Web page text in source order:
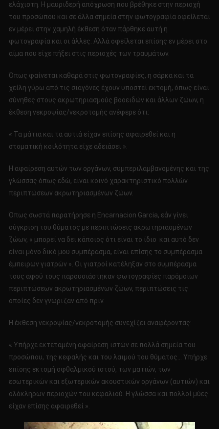
ελάχιστη. Η μαυριδερή απόχρωση που βρέθηκε στην περιοχή
του προσώπου και σε άλλα σημεία στην φωτογραφία οφείλεται
εν μέρει στην χαμηλή έκθεση όταν πάρθηκε αυτή η
φωτογραφία και οι άλλες. Αλλά οφείλεται επίσης εν μέρει στο
αίμα που είχε πήξει στις περιοχές των τραυμάτων.
Όπως φαίνεται καθαρά στις φωτογραφίες, η σάρκα και τα
χείλη γύρω από τις σιαγόνες έχουν υποστεί εκτομή, όπως είναι
σύνηθες στους ακρωτηριασμούς βοοειδών και άλλων ζώων, η
έκθεση νεκροψίας/νεκροτομής ανέφερε ότι:
« Τα μάτια και τα αυτιά είχαν επίσης αφαιρεθεί και η
στοματική κοιλότητα είχε αδειάσει ».
Η αφαίρεση αυτών των οργάνων, συμπεριλαμβανομένης και της
γλώσσας όπως εδώ, είναι κοινό χαρακτηριστικό πολλών
περιπτώσεων ακρωτηριασμένων ζώων.
Όπως σωστά παρατήρησε η Encarnacion Garcia, εάν γίνει
σύγκριση του θύματος με περιπτώσεις ακρωτηριασμένων
ζώων, « μπορεί να δει κάποιος ότι είναι το ίδιο και αυτό δεν
είναι μόνο δικό μου συμπέρασμα, είναι επίσης το συμπέρασμα
έμπειρων γιατρών ». Οι γιατροί κατέληξαν στο συμπέρασμα
τους αφού τους παρουσιάστηκαν φωτογραφίες παρόμοιων
περιπτώσεων ακρωτηριασμένων ζώων, περιπτώσεις τις
οποίες δεν γνώριζαν από πριν.
Η έκθεση νεκροψίας/νεκροτομής συνεχίζει αναφέροντας:
« Υπήρχε εκτεταμένη αφαίρεση ιστών σε πολλά σημεία του
προσώπου, της κεφαλής και του λαιμού του θύματος… Υπήρχε
επίσης εκτομή οφθαλμικού ιστού, των ματιών, των
εσωτερικών και εξωτερικών ακουστικών οργάνων (αυτιών) και
ολόκληρων περιοχών του κεφαλιού. Η γλώσσα και πολλοί μύες
είχαν επίσης αφαιρεθεί ».